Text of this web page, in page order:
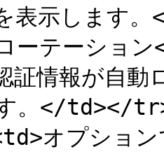
表示しま
ーテーショ
証情報が自動
。</td></
オプション